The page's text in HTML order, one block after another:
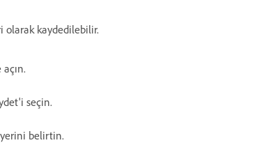
olarak kaydedilebilir.
seçin.
yerini belirtin.